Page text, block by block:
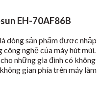
EH-70AF86B
dòng sản phẩm được nhập
nghệ của máy hút mùi.
những gia đình có không
gian phía trên máy làm